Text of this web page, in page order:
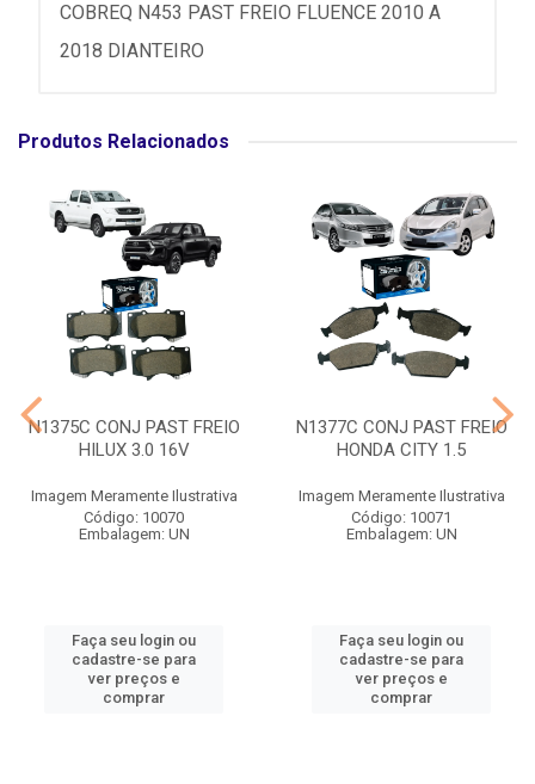
COBREQ N453 PAST FREIO FLUENCE 2010 A
2018 DIANTEIRO
Produtos Relacionados
N1375C CONJ PAST FREIO
HILUX 3.0 16V
Imagem Meramente Ilustrativa
Código: 10070
Embalagem: UN
Faça seu login ou
cadastre-se para
ver preços e
comprar
N1377C CONJ PAST FREIO
HONDA CITY 1.5
Imagem Meramente Ilustrativa
Código: 10071
Embalagem: UN
Faça seu login ou
cadastre-se para
ver preços e
comprar